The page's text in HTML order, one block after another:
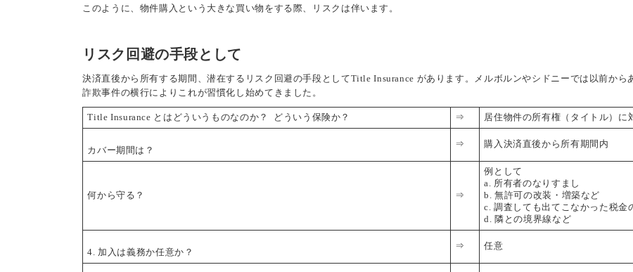
このように、物件購入という大きな買い物をする際、リスクは伴います。
リスク回避の手段として
決済直後から所有する期間、潜在するリスク回避の手段としてTitle Insurance があります。メルボルンやシドニーでは以前から
詐欺事件の横行によりこれが習慣化し始めてきました。
Title Insurance とはどういうものなのか？ どういう保険か？ ⇒ 居住物件の所有権（タイトル）
カバー期間は？
⇒ 購入決済直後から所有期間内
何から守る？ ⇒
例として
a. 所有者のなりすまし
b. 無許可の改装・増築など
c. 調査しても出てこなかった税金
d. 隣との境界線など
4. 加入は義務か任意か？
⇒ 任意